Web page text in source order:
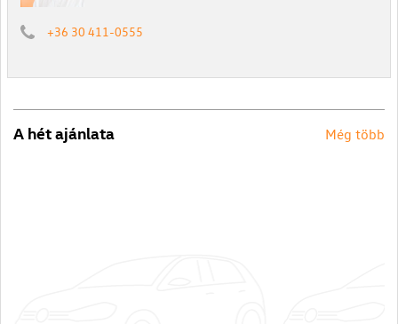
+36 30 411-0555
A hét ajánlata Még több